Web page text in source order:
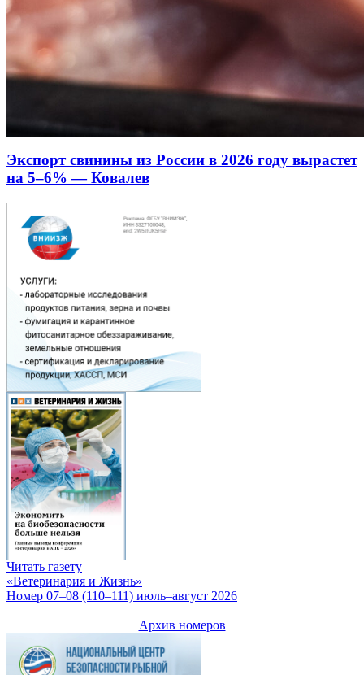
Экспорт свинины из России в 2026 году вырастет
на 5–6% — Ковалев
Читать газету
«Ветеринария и Жизнь»
Номер 07–08 (110–111) июль–август 2026
Архив номеров